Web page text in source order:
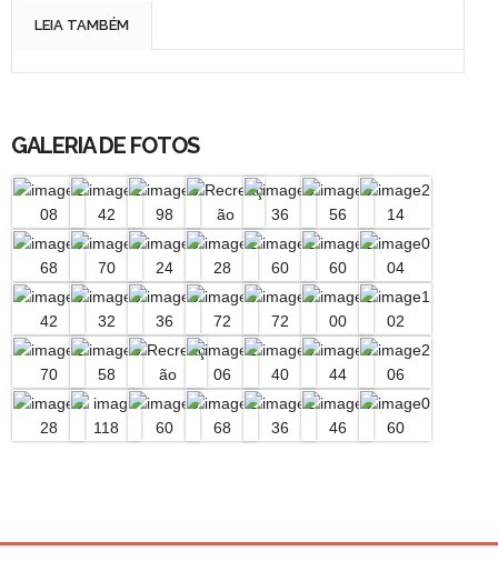
LEIA TAMBÉM
GALERIA DE FOTOS